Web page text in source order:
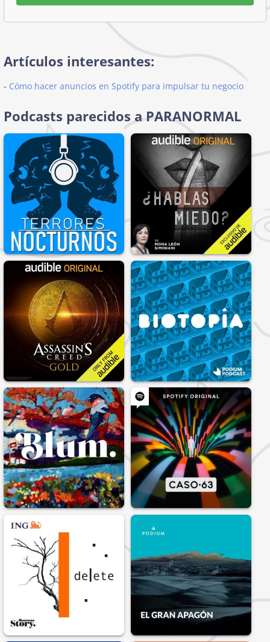
Artículos interesantes:
- Cómo hacer anuncios en Spotify para impulsar tu negocio
Podcasts parecidos a PARANORMAL